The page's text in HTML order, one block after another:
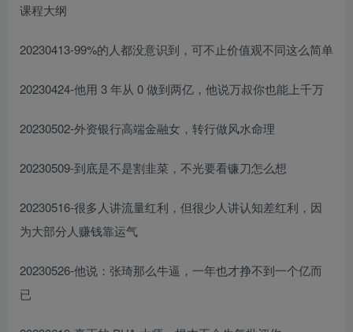
课程大纲
20230413-99%的人都没意识到，可不止价值观不同这么简单
20230424-他用 3 年从 0 做到两亿，他说万叔你也能上千万
20230502-外资银行高端金融女，转行做风水命理
20230509-到底是不是割韭菜，不光要看镰刀怎么想
20230516-很多人讲流量红利，但很少人讲认知差红利，因
为大部分人赚钱靠运气
20230526-他说：张琦那么牛逼，一年也才挣不到一个亿而
已